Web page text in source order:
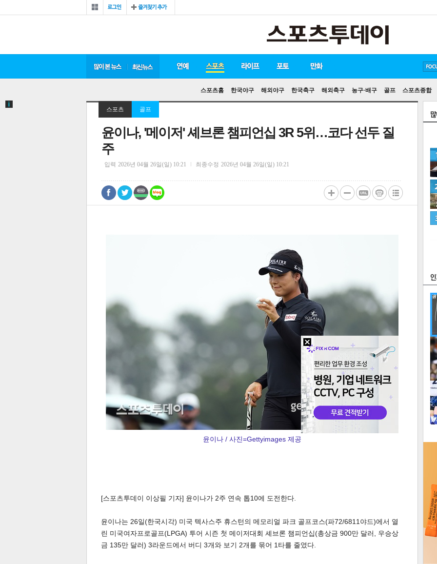
스포츠홈 한국야구 해외야구 한국축구 해외축구 농구·배구 골프 스포츠종합
라이프 포토
만화
방탄소년단
손흥민
유아인
스포츠 골프
윤이나, '메이저' 셰브론 챔피언십 3R 5위…코다 선두 질
주
입력 2026년 04월 26일(일) 10:21 최종수정 2026년 04월 26일(일) 10:21
페이 트위 밴드 네이
댓글
0
url 복
윤이나 / 사진=Gettyimages 제공
[스포츠투데이 이상필 기자] 윤이나가 2주 연속 톱10에 도전한다.
윤이나는 26일(한국시각) 미국 텍사스주 휴스턴의 메모리얼 파크 골프코스(파72/6811야드)에서 열
린 미국여자프로골프(LPGA) 투어 시즌 첫 메이저대회 셰브론 챔피언십(총상금 900만 달러, 우승상
금 135만 달러) 3라운드에서 버디 3개와 보기 2개를 묶어 1타를 줄였다.
연예
2